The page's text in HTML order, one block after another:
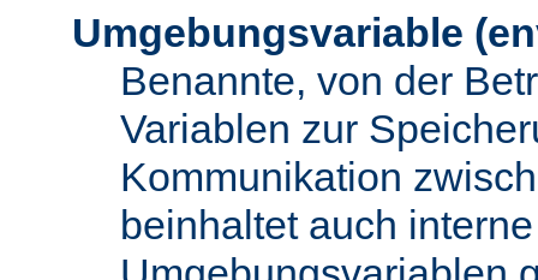
Umgebungsvariable
Benannte, von der
Variablen zur
Kommunikation
beinhaltet auch